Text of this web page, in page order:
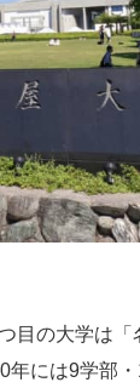
の大学は「
には9学部